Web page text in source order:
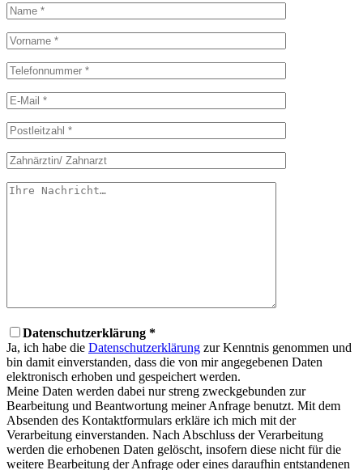
Datenschutzerklärung *
Ja, ich habe die Datenschutzerklärung zur Kenntnis genommen und
bin damit einverstanden, dass die von mir angegebenen Daten
elektronisch erhoben und gespeichert werden.
Meine Daten werden dabei nur streng zweckgebunden zur
Bearbeitung und Beantwortung meiner Anfrage benutzt. Mit dem
Absenden des Kontaktformulars erkläre ich mich mit der
Verarbeitung einverstanden. Nach Abschluss der Verarbeitung
werden die erhobenen Daten gelöscht, insofern diese nicht für die
weitere Bearbeitung der Anfrage oder eines daraufhin entstandenen